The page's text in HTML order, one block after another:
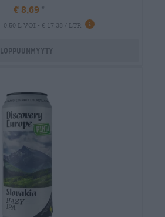
€ 8,69
0,50 L VOI - € 17,38 / LTR
Loppuunmyyty